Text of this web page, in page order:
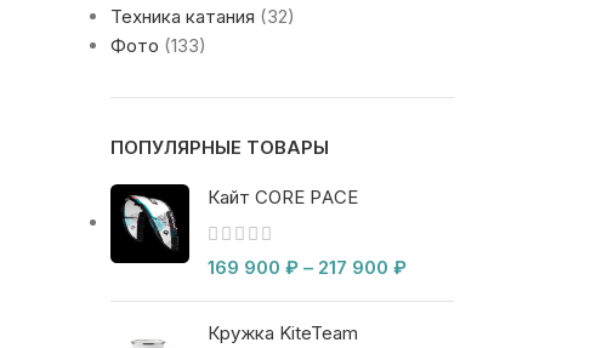
Техника катания (32)
Фото (133)
ПОПУЛЯРНЫЕ ТОВАРЫ
Кайт CORE PACE
169 900 ₽ – 217 900 ₽
Кружка KiteTeam